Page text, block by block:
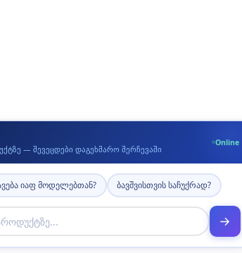
— შევეცდები დაგეხმარო შერჩევაში
Online
იაფ მოდელებთან? ბავშვისთვის საჩუქრად?